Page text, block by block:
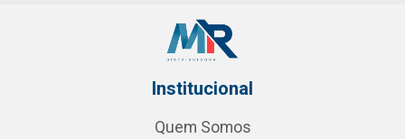
Institucional
Quem Somos